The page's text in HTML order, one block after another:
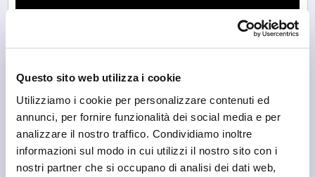
Questo sito web utilizza i cookie
Utilizziamo i cookie per personalizzare contenuti ed
annunci, per fornire funzionalità dei social media e per
analizzare il nostro traffico. Condividiamo inoltre
informazioni sul modo in cui utilizzi il nostro sito con i
nostri partner che si occupano di analisi dei dati web,